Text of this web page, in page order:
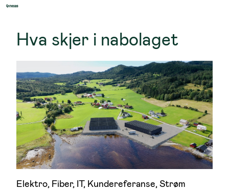
Hva skjer i nabolaget
Elektro, Fiber, IT, Kundereferanse, Strøm